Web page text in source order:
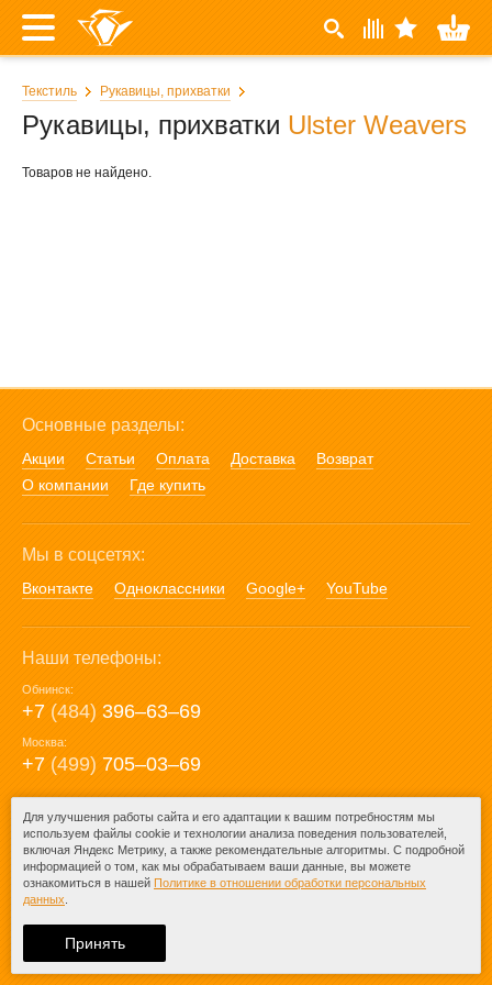
Текстиль Рукавицы, прихватки
Рукавицы, прихватки Ulster Weavers
Товаров не найдено.
Основные разделы:
Акции Статьи Оплата Доставка
Возврат
О компании
Где купить
Мы в соцсетях:
Вконтакте Одноклассники Google+ YouTube
Наши телефоны:
Обнинск:
+7 (484) 396‒63‒69
Москва:
+7 (499) 705‒03‒69
E-mail:
mail@posuda40.ru
При любом копировании информации
ссылка на
Для улучшения работы сайта и его адаптации к вашим потребностям мы
используем файлы cookie и технологии анализа поведения пользователей,
включая Яндекс Метрику, а также рекомендательные алгоритмы. С подробной
информацией о том, как мы обрабатываем ваши данные, вы можете
ознакомиться в нашей Политике в отношении обработки персональных
данных
Принять